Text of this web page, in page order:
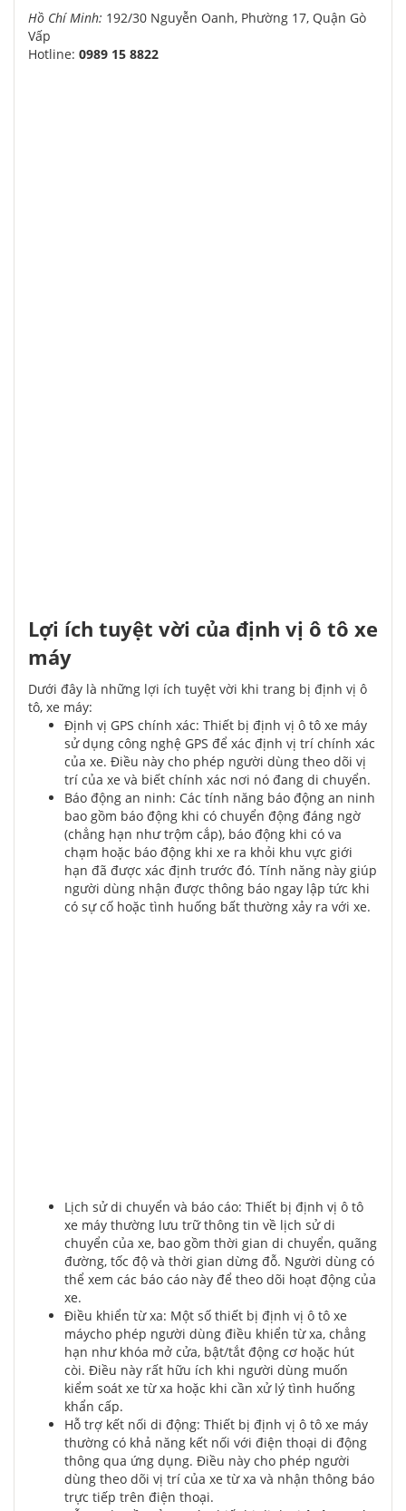
Hồ Chí Minh: 192/30 Nguyễn Oanh, Phường 17, Quận Gò
Vấp
Hotline: 0989 15 8822
Lợi ích tuyệt vời của định vị ô tô xe
máy
Dưới đây là những lợi ích tuyệt vời khi trang bị định vị ô
tô, xe máy:
Định vị GPS chính xác: Thiết bị định vị ô tô xe máy
sử dụng công nghệ GPS để xác định vị trí chính xác
của xe. Điều này cho phép người dùng theo dõi vị
trí của xe và biết chính xác nơi nó đang di chuyển.
Báo động an ninh: Các tính năng báo động an ninh
bao gồm báo động khi có chuyển động đáng ngờ
(chẳng hạn như trộm cắp), báo động khi có va
chạm hoặc báo động khi xe ra khỏi khu vực giới
hạn đã được xác định trước đó. Tính năng này giúp
người dùng nhận được thông báo ngay lập tức khi
có sự cố hoặc tình huống bất thường xảy ra với xe.
Lịch sử di chuyển và báo cáo: Thiết bị định vị ô tô
xe máy thường lưu trữ thông tin về lịch sử di
chuyển của xe, bao gồm thời gian di chuyển, quãng
đường, tốc độ và thời gian dừng đỗ. Người dùng có
thể xem các báo cáo này để theo dõi hoạt động của
xe.
Điều khiển từ xa: Một số thiết bị định vị ô tô xe
máycho phép người dùng điều khiển từ xa, chẳng
hạn như khóa mở cửa, bật/tắt động cơ hoặc hút
còi. Điều này rất hữu ích khi người dùng muốn
kiểm soát xe từ xa hoặc khi cần xử lý tình huống
khẩn cấp.
Hỗ trợ kết nối di động: Thiết bị định vị ô tô xe máy
thường có khả năng kết nối với điện thoại di động
thông qua ứng dụng. Điều này cho phép người
dùng theo dõi vị trí của xe từ xa và nhận thông báo
trực tiếp trên điện thoại.